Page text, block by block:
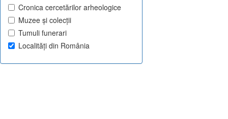
Cronica cercetărilor arheologice
Muzee și colecții
Tumuli funerari
Localități din România